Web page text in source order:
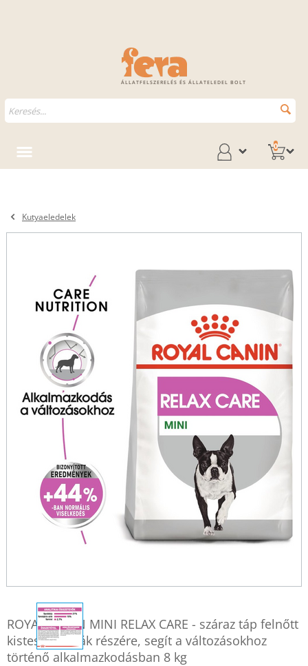
ÁLLATFELSZERELÉS ÉS ÁLLATELEDEL BOLT
0
Kutyaeledelek
ROYAL CANIN MINI RELAX CARE - száraz táp felnőtt
kistestű kutyák részére, segít a változásokhoz
történő alkalmazkodásban 8 kg